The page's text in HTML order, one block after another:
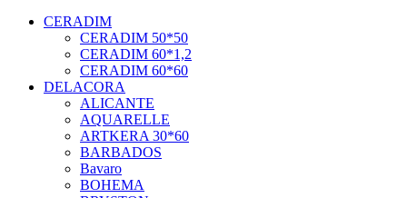
CERADIM
CERADIM 50*50
CERADIM 60*1,2
CERADIM 60*60
DELACORA
ALICANTE
AQUARELLE
ARTKERA 30*60
BARBADOS
Bavaro
BOHEMA